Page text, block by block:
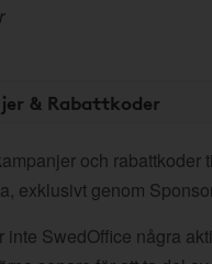
& Rabattkoder
och rabattkoder
exklusivt genom
inte SwedOffice några